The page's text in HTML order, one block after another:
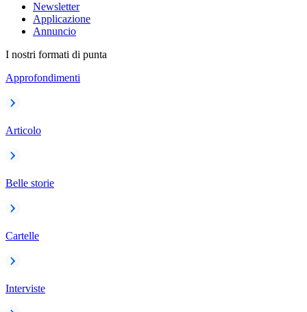
Newsletter
Applicazione
Annuncio
I nostri formati di punta
Approfondimenti
Articolo
Belle storie
Cartelle
Interviste